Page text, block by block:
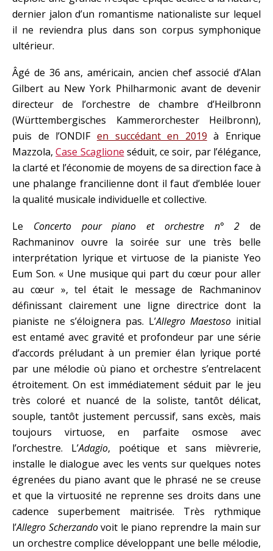
dernier jalon d’un romantisme nationaliste sur lequel
il ne reviendra plus dans son corpus symphonique
ultérieur.
Âgé de 36 ans, américain, ancien chef associé d’Alan
Gilbert au New York Philharmonic avant de devenir
directeur de l’orchestre de chambre d’Heilbronn
(Württembergisches Kammerorchester Heilbronn),
puis de l’ONDIF en succédant en 2019 à Enrique
Mazzola,Case Scaglione séduit, ce soir, par l’élégance,
la clarté et l’économie de moyens de sa direction face à
une phalange francilienne dont il faut d’emblée louer
la qualité musicale individuelle et collective.
Le Concerto pour piano et orchestre n° 2 de
Rachmaninov ouvre la soirée sur une très belle
interprétation lyrique et virtuose de la pianiste Yeo
Eum Son. « Une musique qui part du cœur pour aller
au cœur », tel était le message de Rachmaninov
définissant clairement une ligne directrice dont la
pianiste ne s’éloignera pas. L’Allegro Maestoso initial
est entamé avec gravité et profondeur par une série
d’accords préludant à un premier élan lyrique porté
par une mélodie où piano et orchestre s’entrelacent
étroitement. On est immédiatement séduit par le jeu
très coloré et nuancé de la soliste, tantôt délicat,
souple, tantôt justement percussif, sans excès, mais
toujours virtuose, en parfaite osmose avec
l’orchestre. L’Adagio, poétique et sans mièvrerie,
installe le dialogue avec les vents sur quelques notes
égrenées du piano avant que le phrasé ne se creuse
et que la virtuosité ne reprenne ses droits dans une
cadence superbement maitrisée. Très rythmique
l’Allegro Scherzandovoit le piano reprendre la main sur
un orchestre complice développant une belle mélodie,